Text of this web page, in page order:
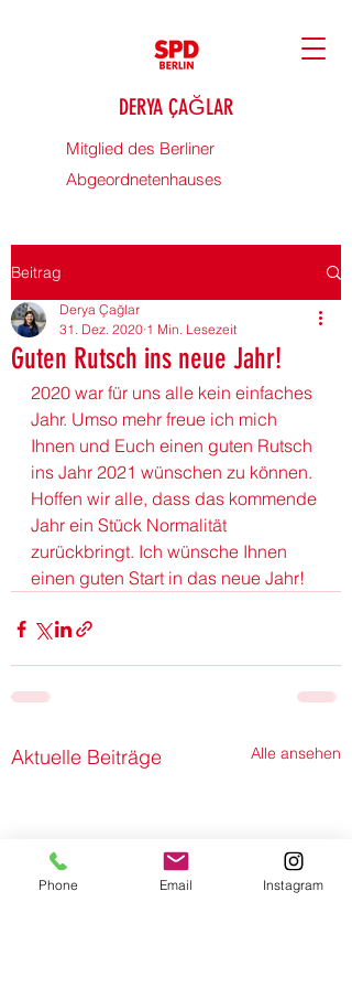
DERYA ÇAĞLAR
Mitglied des Berliner
Abgeordnetenhauses
Beitrag
Guten Rutsch ins neue Jahr!
Derya Çağlar
31. Dez. 2020 1 Min. Lesezeit
2020 war für uns alle kein einfaches
Jahr. Umso mehr freue ich mich
Ihnen und Euch einen guten Rutsch
ins Jahr 2021 wünschen zu können.
Hoffen wir alle, dass das kommende
Jahr ein Stück Normalität
zurückbringt. Ich wünsche Ihnen
einen guten Start in das neue Jahr!
Aktuelle Beiträge Alle ansehen
Phone Email Instagram